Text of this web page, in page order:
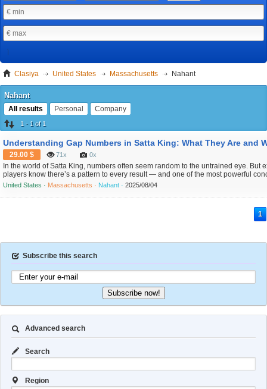
Clasiya United States Massachusetts Nahant
Nahant
All results Personal Company
1 - 1 of 1
29.00 $ 71x 0x
In the world of Satta King, numbers often seem random to the untrained eye. But
players know there’s a pattern to every result — and one of the most powerful
accurate guessing is the gap number. This article will explain what gap numbers
United States · Massachusetts · Nahant ·2025/08/04
1
Subscribe this search
Subscribe now!
Advanced search
Search
Region